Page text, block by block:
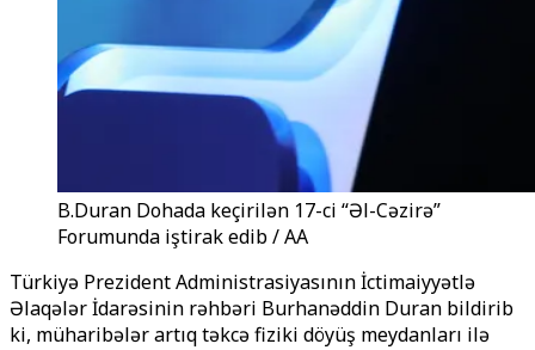
B.Duran Dohada keçirilən 17-ci “Əl-Cəzirə”
Forumunda iştirak edib / AA
Türkiyə Prezident Administrasiyasının İctimaiyyətlə
Əlaqələr İdarəsinin rəhbəri Burhanəddin Duran bildirib
ki, müharibələr artıq təkcə fiziki döyüş meydanları ilə